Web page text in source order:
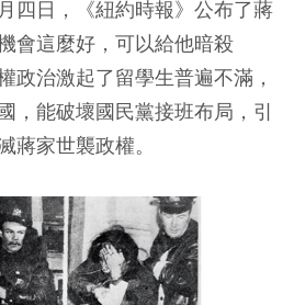
四日，《紐約時報》公布了蔣
這麼好，可以給他暗殺
政治激起了留學生普遍不滿，
，能破壞國民黨接班布局，引
蔣家世襲政權。